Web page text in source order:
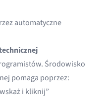
automatyczne
Środowisko
pomaga poprzez:
i kliknij”